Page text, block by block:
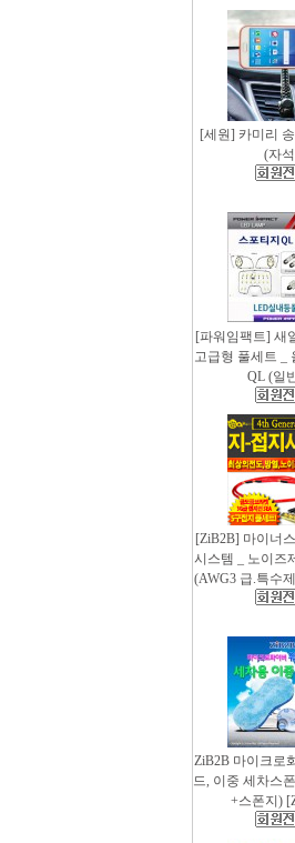
[세원] 카미리
(자
[파워임팩트] 새
고급형 풀세트 _
QL (일
[ZiB2B] 마이너
시스템 _ 노이즈
(AWG3 급.특수
ZiB2B 마이크로
드, 이중 세차스
+스폰지)